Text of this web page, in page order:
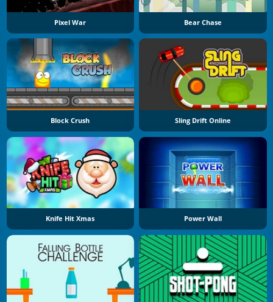
Pixel War Bear Chase
Block Crush Sling Drift Online
Knife Hit Xmas Power Wall